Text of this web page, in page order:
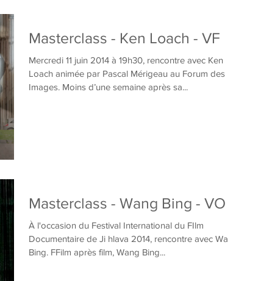
Masterclass - Ken Loach - VF
Mercredi 11 juin 2014 à 19h30, rencontre avec Ken
Loach animée par Pascal Mérigeau au Forum des
Images. Moins d’une semaine après sa...
Masterclass - Wang Bing - VO
À l'occasion du Festival International du FIlm
Documentaire de Ji hlava 2014, rencontre avec Wang
Bing. FFilm après film, Wang Bing...